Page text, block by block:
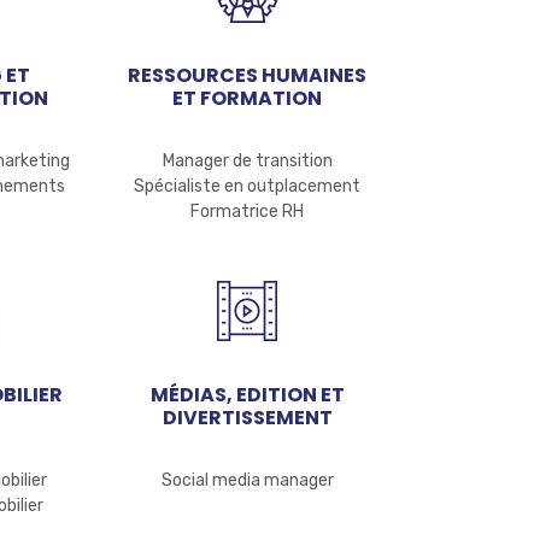
RESSOURCES HUMAINES
ET FORMATION
Manager de transition
Spécialiste en outplacement
Formatrice RH
MÉDIAS, EDITION ET
DIVERTISSEMENT
Social media manager